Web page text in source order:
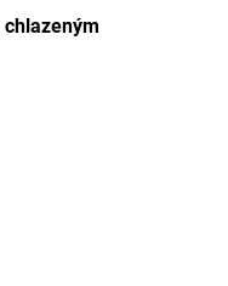
chlazeným